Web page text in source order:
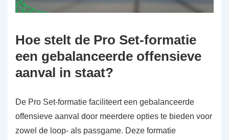
Hoe stelt de Pro Set-formatie
een gebalanceerde offensieve
aanval in staat?
De Pro Set-formatie faciliteert een gebalanceerde
offensieve aanval door meerdere opties te bieden voor
zowel de loop- als passgame. Deze formatie